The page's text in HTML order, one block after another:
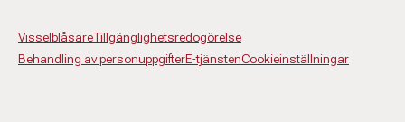
VisselblåsareTillgänglighetsredogörelse
Behandling av personuppgifterE-tjänstenCookieinställningar